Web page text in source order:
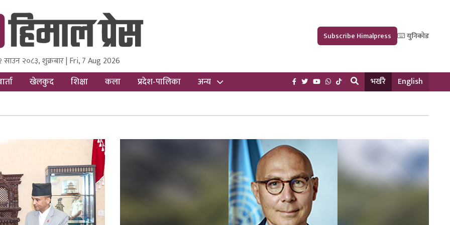
Media and Research Pvt Ltd.
साउन २०८३, शुक्रबार | Fri, 7 Aug 2026
Subscribe Himalpress युनिकोड
खेलकुद शिक्षा कला प्रदेश-पालिका अन्य भर्खरै English